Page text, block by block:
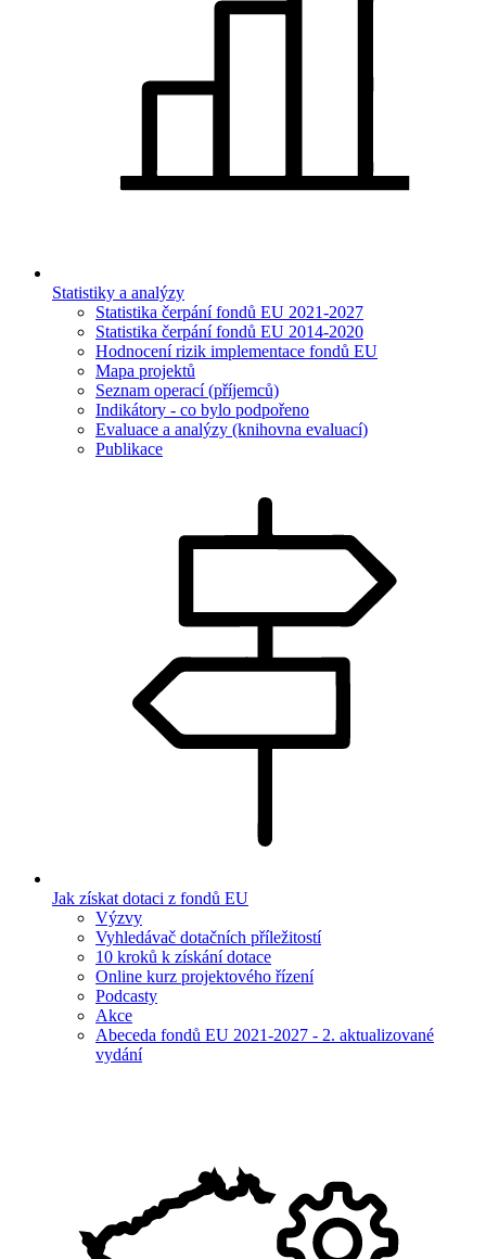
Statistiky a analýzy
Statistika čerpání fondů EU 2021-2027
Statistika čerpání fondů EU 2014-2020
Hodnocení rizik implementace fondů EU
Mapa projektů
Seznam operací (příjemců)
Indikátory - co bylo podpořeno
Evaluace a analýzy (knihovna evaluací)
Publikace
Jak získat dotaci z fondů EU
Výzvy
Vyhledávač dotačních příležitostí
10 kroků k získání dotace
Online kurz projektového řízení
Podcasty
Akce
Abeceda fondů EU 2021-2027 - 2. aktualizované
vydání